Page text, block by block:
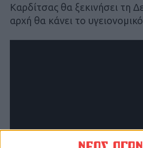
Καρδίτσας θα ξεκινήσει τη
αρχή θα κάνει το